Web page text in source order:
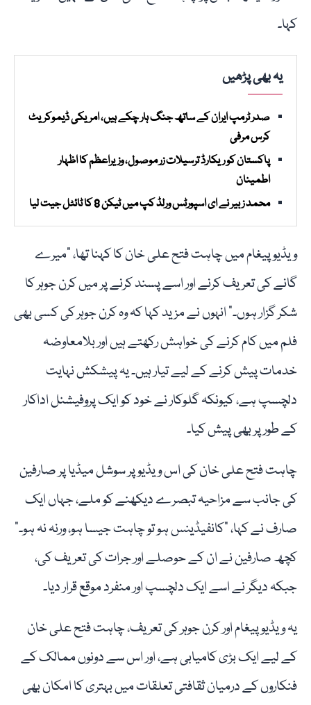
کہا۔
یہ بھی پڑھیں
صدر ٹرمپ ایران کے ساتھ جنگ ہار چکے ہیں، امریکی ڈیموکریٹ
کرس مرفی
پاکستان کو ریکارڈ ترسیلات زر موصول، وزیراعظم کا اظہار
اطمینان
محمد زبیر نے ای اسپورٹس ورلڈ کپ میں ٹیکن 8 کا ٹائٹل جیت لیا
ویڈیو پیغام میں چاہت فتح علی خان کا کہنا تھا، "میرے
گانے کی تعریف کرنے اور اسے پسند کرنے پر میں کرن جوہر کا
شکر گزار ہوں۔” انہوں نے مزید کہا کہ وہ کرن جوہر کی کسی بھی
فلم میں کام کرنے کی خواہش رکھتے ہیں اور بلامعاوضہ
خدمات پیش کرنے کے لیے تیار ہیں۔ یہ پیشکش نہایت
دلچسپ ہے، کیونکہ گلوکار نے خود کو ایک پروفیشنل اداکار
کے طور پر بھی پیش کیا۔
چاہت فتح علی خان کی اس ویڈیو پر سوشل میڈیا پر صارفین
کی جانب سے مزاحیہ تبصرے دیکھنے کو ملے، جہاں ایک
صارف نے کہا، "کانفیڈینس ہو تو چاہت جیسا ہو، ورنہ نہ ہو۔”
کچھ صارفین نے ان کے حوصلے اور جرات کی تعریف کی،
جبکہ دیگر نے اسے ایک دلچسپ اور منفرد موقع قرار دیا۔
یہ ویڈیو پیغام اور کرن جوہر کی تعریف، چاہت فتح علی خان
کے لیے ایک بڑی کامیابی ہے، اور اس سے دونوں ممالک کے
فنکاروں کے درمیان ثقافتی تعلقات میں بہتری کا امکان بھی